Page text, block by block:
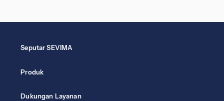
Seputar SEVIMA
Produk
Dukungan Layanan